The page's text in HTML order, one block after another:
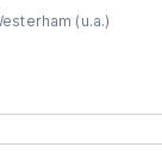
(u.a.)